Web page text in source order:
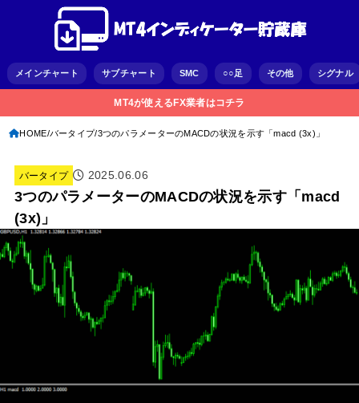
メインチャート サブチャート SMC ○○足 その他 シグナル
MT4が使えるFX業者はコチラ
HOME バータイプ 3つのパラメーターのMACDの状況を示す「macd (3x)」
バータイプ 2025.06.06
3つのパラメーターのMACDの状況を示す「macd
(3x)」